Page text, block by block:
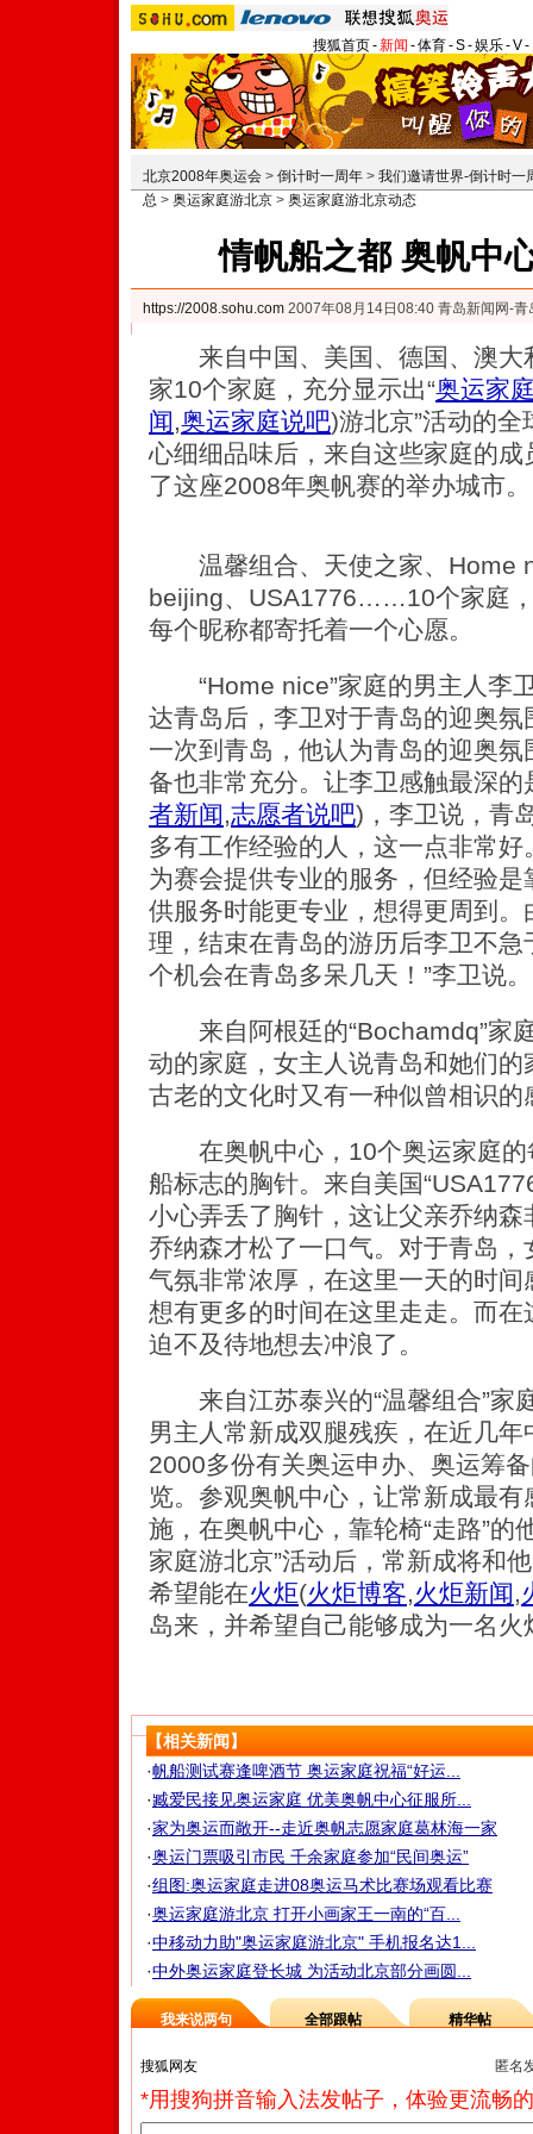
搜狐首页-新闻 -体育-S-娱乐-V-
北京2008年奥运会 > 倒计时一周年 > 我们邀请世界-倒计时一
总 > 奥运家庭游北京 > 奥运家庭游北京动态
情帆船之都 奥帆中
https://2008.sohu.com 2007年08月14日08:40 青岛新闻网-青
来自中国、美国、德国、澳大
家10个家庭，充分显示出“奥运家
闻,奥运家庭说吧)游北京”活动的
心细细品味后，来自这些家庭的
了这座2008年奥帆赛的举办城市。
温馨组合、天使之家、Home
beijing、USA1776……10个家庭
每个昵称都寄托着一个心愿。
“Home nice”家庭的男主人李
达青岛后，李卫对于青岛的迎奥
一次到青岛，他认为青岛的迎奥
备也非常充分。让李卫感触最深的
者新闻,志愿者说吧) ，李卫说，青
多有工作经验的人，这一点非常
为赛会提供专业的服务，但经验
供服务时能更专业，想得更周到
理，结束在青岛的游历后李卫不急
个机会在青岛多呆几天！”李卫说。
来自阿根廷的“Bochamdq”家
动的家庭，女主人说青岛和她们
古老的文化时又有一种似曾相识
在奥帆中心，10个奥运家庭的
船标志的胸针。来自美国
小心弄丢了胸针，这让父亲乔纳
乔纳森才松了一口气。对于青岛
气氛非常浓厚，在这里一天的时
想有更多的时间在这里走走。而
迫不及待地想去冲浪了。
来自江苏泰兴的“温馨组合”家
男主人常新成双腿残疾，在近几
2000多份有关奥运申办、奥运筹
览。参观奥帆中心，让常新成最
施，在奥帆中心，靠轮椅“走路”的
家庭游北京”活动后，常新成将和
希望能在火炬(火炬博客,火炬新闻,
岛来，并希望自己能够成为一名火
【相关新闻】
·帆船测试赛逢啤酒节 奥运家庭祝福“好运...
·臧爱民接见奥运家庭 优美奥帆中心征服所...
·家为奥运而敞开--走近奥帆志愿家庭葛林海一家
·奥运门票吸引市民 千余家庭参加“民间奥运”
·组图:奥运家庭走进08奥运马术比赛场观看比赛
·奥运家庭游北京 打开小画家王一南的“百...
·中移动力助"奥运家庭游北京" 手机报名达1...
·中外奥运家庭登长城 为活动北京部分画圆...
我来说两句 全部跟帖 精华帖
匿名
*用搜狗拼音输入法发帖子，体验更流畅